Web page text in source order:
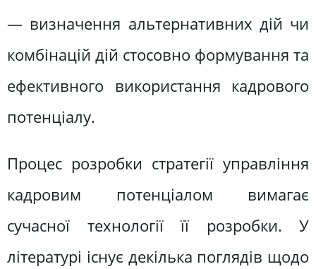
— визначення альтернативних дій чи
комбінацій дій стосовно формування та
ефективного використання кадрового
потенціалу.
Процес розробки стратегії управління
кадровим потенціалом вимагає
сучасної технології її розробки. У
літературі існує декілька поглядів щодо